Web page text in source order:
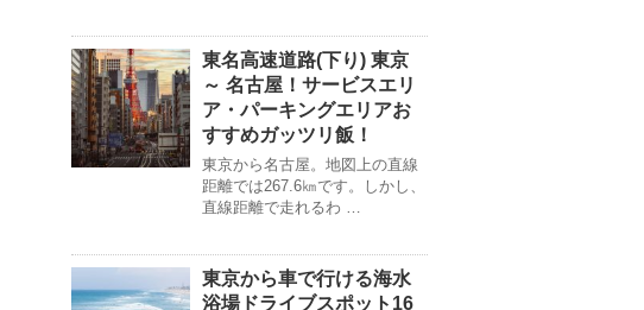
東名高速道路(下り) 東京
～ 名古屋！サービスエリ
ア・パーキングエリアお
すすめガッツリ飯！
東京から名古屋。地図上の直線
距離では267.6㎞です。しかし、
直線距離で走れるわ …
東京から車で行ける海水
浴場ドライブスポット16